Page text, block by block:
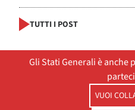
TUTTI I POST
Gli Stati Generali è
VUOI